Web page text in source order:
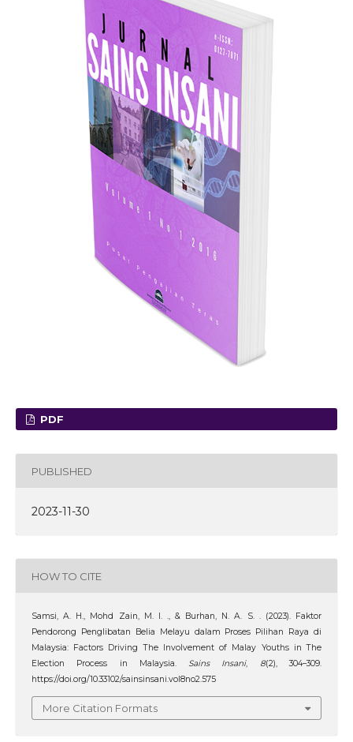
PDF
PUBLISHED
2023-11-30
HOW TO CITE
Samsi, A. H., Mohd Zain, M. I. ., & Burhan, N. A. S. . (2023). Faktor
Pendorong Penglibatan Belia Melayu dalam Proses Pilihan Raya di
Malaysia: Factors Driving The Involvement of Malay Youths in The
Election Process in Malaysia. Sains Insani, 8(2), 304–309.
https://doi.org/10.33102/sainsinsani.vol8no2.575
More Citation Formats